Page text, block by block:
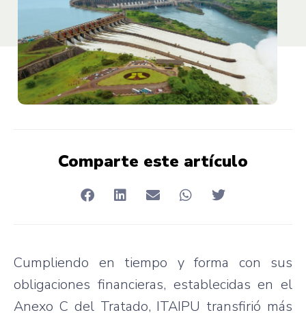
Comparte este artículo
Cumpliendo en tiempo y forma con sus
obligaciones financieras, establecidas en el
Anexo C del Tratado, ITAIPU transfirió más